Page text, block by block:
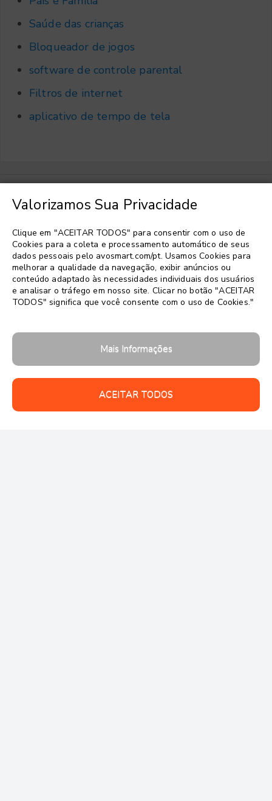
Saúde das crianças
Bloqueador de jogos
software de controle parental
Filtros de internet
aplicativo de tempo de tela
Escolher idioma ▼
Valorizamos Sua Privacidade
Clique em "ACEITAR TODOS" para consentir com o uso de
Cookies para a coleta e processamento automático de seus
dados pessoais pelo avosmart.com/pt. Usamos Cookies para
melhorar a qualidade da navegação, exibir anúncios ou
conteúdo adaptado às necessidades individuais dos usuários
e analisar o tráfego em nosso site. Clicar no botão "ACEITAR
TODOS" significa que você consente com o uso de Cookies."
Mais Informações
ACEITAR TODOS